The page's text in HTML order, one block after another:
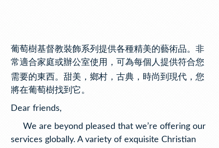
葡萄樹基督教裝飾系列提供各種精美的藝術品。非
常適合家庭或辦公室使用，可為每個人提供符合您
需要的東西。甜美，鄉村，古典 ， 時尚到現代，您
將在葡萄樹找到它。
Dear friends,
We are beyond pleased that we’re offering our
services globally. A variety of exquisite Christian